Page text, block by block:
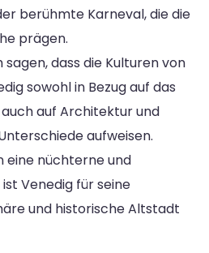
berühmte Karneval, die die
prägen.
dass die Kulturen von
sowohl in Bezug auf das
auf Architektur und
aufweisen.
eine nüchterne und
Venedig für seine
und historische Altstadt